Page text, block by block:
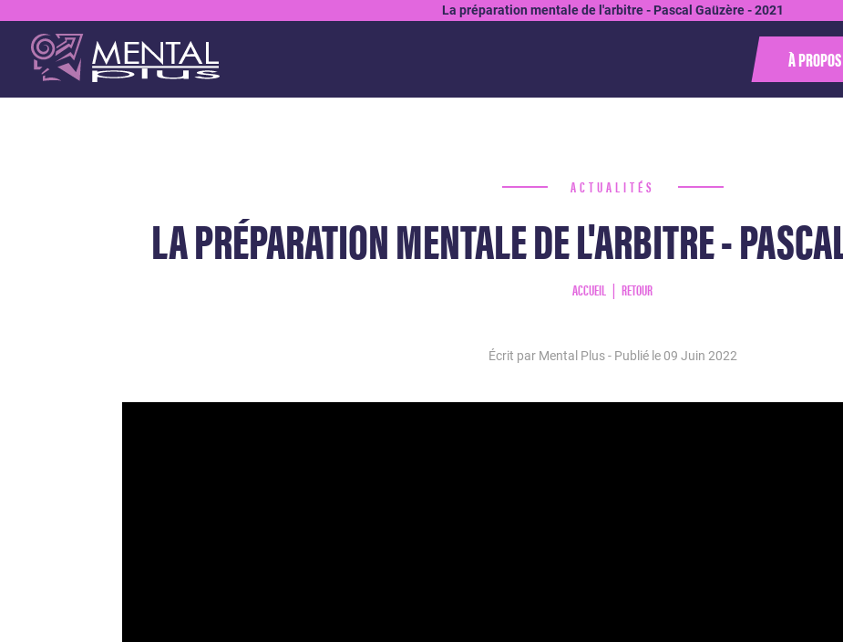
La préparation mentale de l'arbitre - Pascal Gaüzère - 2021
À PROPOS
ACTUALITÉS
LA PRÉPARATION MENTALE DE L'ARBITRE -
ACCUEIL RETOUR
Écrit par Mental Plus - Publié le 09 Juin 2022